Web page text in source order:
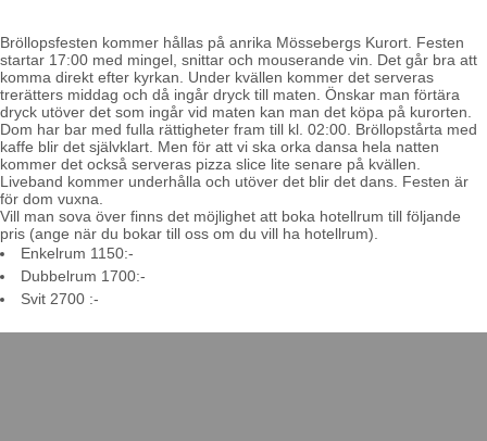
Bröllopsfesten kommer hållas på anrika Mössebergs Kurort. Festen
startar 17:00 med mingel, snittar och mouserande vin. Det går bra att
komma direkt efter kyrkan. Under kvällen kommer det serveras
trerätters middag och då ingår dryck till maten. Önskar man förtära
dryck utöver det som ingår vid maten kan man det köpa på kurorten.
Dom har bar med fulla rättigheter fram till kl. 02:00. Bröllopstårta med
kaffe blir det självklart. Men för att vi ska orka dansa hela natten
kommer det också serveras pizza slice lite senare på kvällen.
Liveband kommer underhålla och utöver det blir det dans. Festen är
för dom vuxna.
Vill man sova över finns det möjlighet att boka hotellrum till följande
pris (ange när du bokar till oss om du vill ha hotellrum).
Enkelrum 1150:-
Dubbelrum 1700:-
Svit 2700 :-